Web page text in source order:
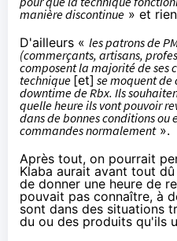
manière discontinue » et
D'ailleurs « les patrons de
(commerçants, artisans,
composent la majorité de ses
technique [et] se moquent de
downtime de Rbx. Ils
quelle heure ils vont pouvoir
dans de bonnes conditions ou
commandes normalement».
Après tout, on pourrait
Klaba aurait avant tout
de donner une heure de
pouvait pas connaître, à
sont dans des situations
du ou des produits qu'ils